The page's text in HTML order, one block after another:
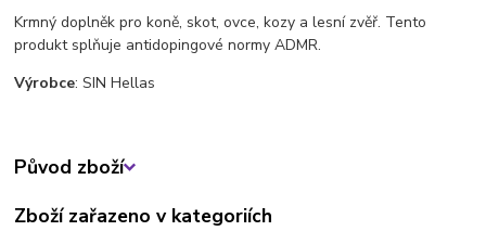
Krmný doplněk pro koně, skot, ovce, kozy a lesní zvěř. Tento
produkt splňuje antidopingové normy ADMR.
Výrobce: SIN Hellas
Původ zboží
Zboží zařazeno v kategoriích